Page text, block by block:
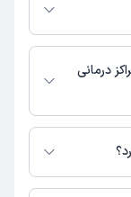
درمانی
در دسترس نیست.
رشیدی در دسترس